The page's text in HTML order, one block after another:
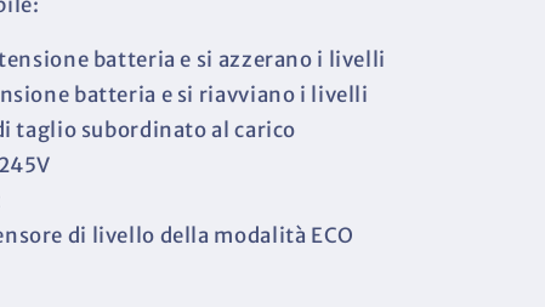
batteria e si azzerano i livelli
batteria e si riavviano i livelli
taglio subordinato al carico
di livello della modalità ECO